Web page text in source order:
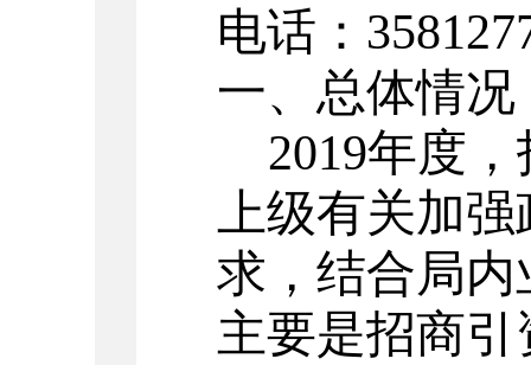
电话：
一、总体情况
2019年度，
上级有关加
求，结合局
主要是招商